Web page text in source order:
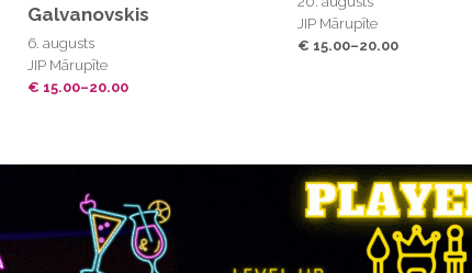
Galvanovskis
6. augusts
JIP Mārupīte
€ 15.00–20.00
JIP Mārupīte
€ 15.00–20.00